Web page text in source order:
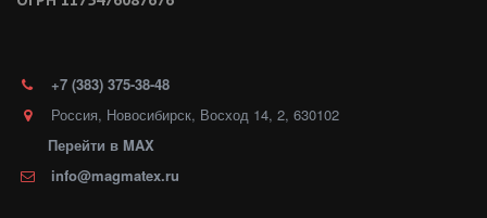
+7 (383) 375-38-48
Россия, Новосибирск, Восход 14, 2, 630102
Перейти в MAX
info@magmatex.ru